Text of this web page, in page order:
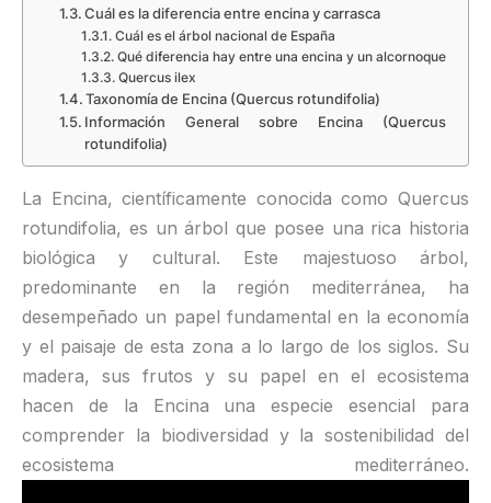
Cuál es la diferencia entre encina y carrasca
Cuál es el árbol nacional de España
Qué diferencia hay entre una encina y un alcornoque
Quercus ilex
Taxonomía de Encina (Quercus rotundifolia)
Información General sobre Encina (Quercus
rotundifolia)
La Encina, científicamente conocida como Quercus
rotundifolia, es un árbol que posee una rica historia
biológica y cultural. Este majestuoso árbol,
predominante en la región mediterránea, ha
desempeñado un papel fundamental en la economía
y el paisaje de esta zona a lo largo de los siglos. Su
madera, sus frutos y su papel en el ecosistema
hacen de la Encina una especie esencial para
comprender la biodiversidad y la sostenibilidad del
ecosistema mediterráneo.